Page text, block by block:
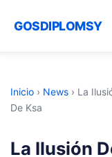
GOSDIPLOMSY
Inicio › News › La
De Ksa
La Ilusión